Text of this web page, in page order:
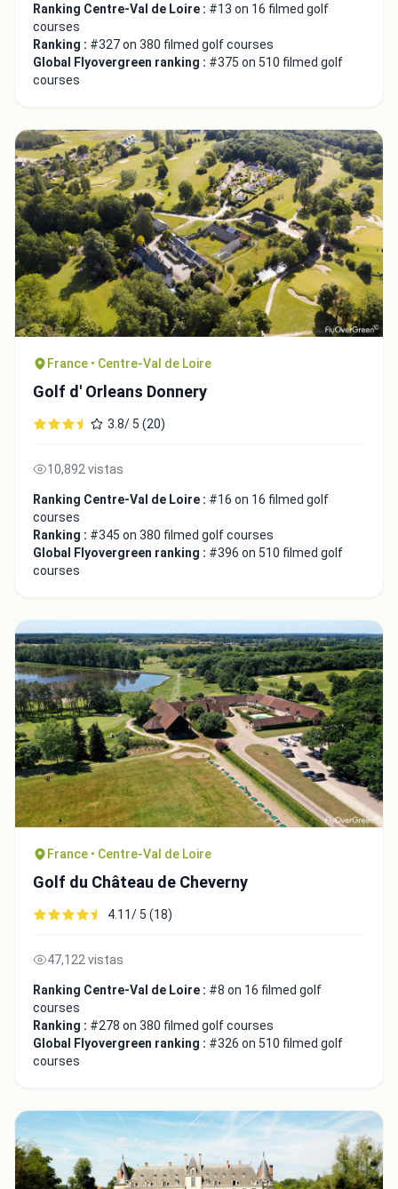
Ranking Centre-Val de Loire : #13 on 16 filmed golf
courses
Ranking : #327 on 380 filmed golf courses
Global Flyovergreen ranking : #375 on 510 filmed golf
courses
France • Centre-Val de Loire
Golf d' Orleans Donnery
3.8/ 5 (20)
10,892 vistas
Ranking Centre-Val de Loire : #16 on 16 filmed golf
courses
Ranking : #345 on 380 filmed golf courses
Global Flyovergreen ranking : #396 on 510 filmed golf
courses
France • Centre-Val de Loire
Golf du Château de Cheverny
4.11/ 5 (18)
47,122 vistas
Ranking Centre-Val de Loire : #8 on 16 filmed golf
courses
Ranking : #278 on 380 filmed golf courses
Global Flyovergreen ranking : #326 on 510 filmed golf
courses